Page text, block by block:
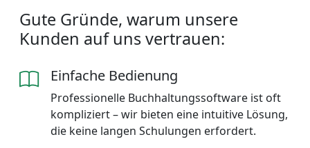
Gute Gründe, warum unsere
Kunden auf uns vertrauen:
Einfache Bedienung
Professionelle Buchhaltungssoftware ist oft
kompliziert – wir bieten eine intuitive Lösung,
die keine langen Schulungen erfordert.